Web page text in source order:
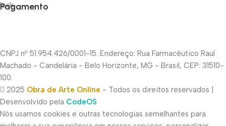
Pagamento
CNPJ nº 51.954.426/0001-15. Endereço: Rua Farmacêutico Raul
Machado - Candelária - Belo Horizonte, MG - Brasil, CEP: 31510-
100.
2025 Obra de Arte Online - Todos os direitos reservados |
Desenvolvido pela CodeOS
Nós usamos cookies e outras tecnologias semelhantes para